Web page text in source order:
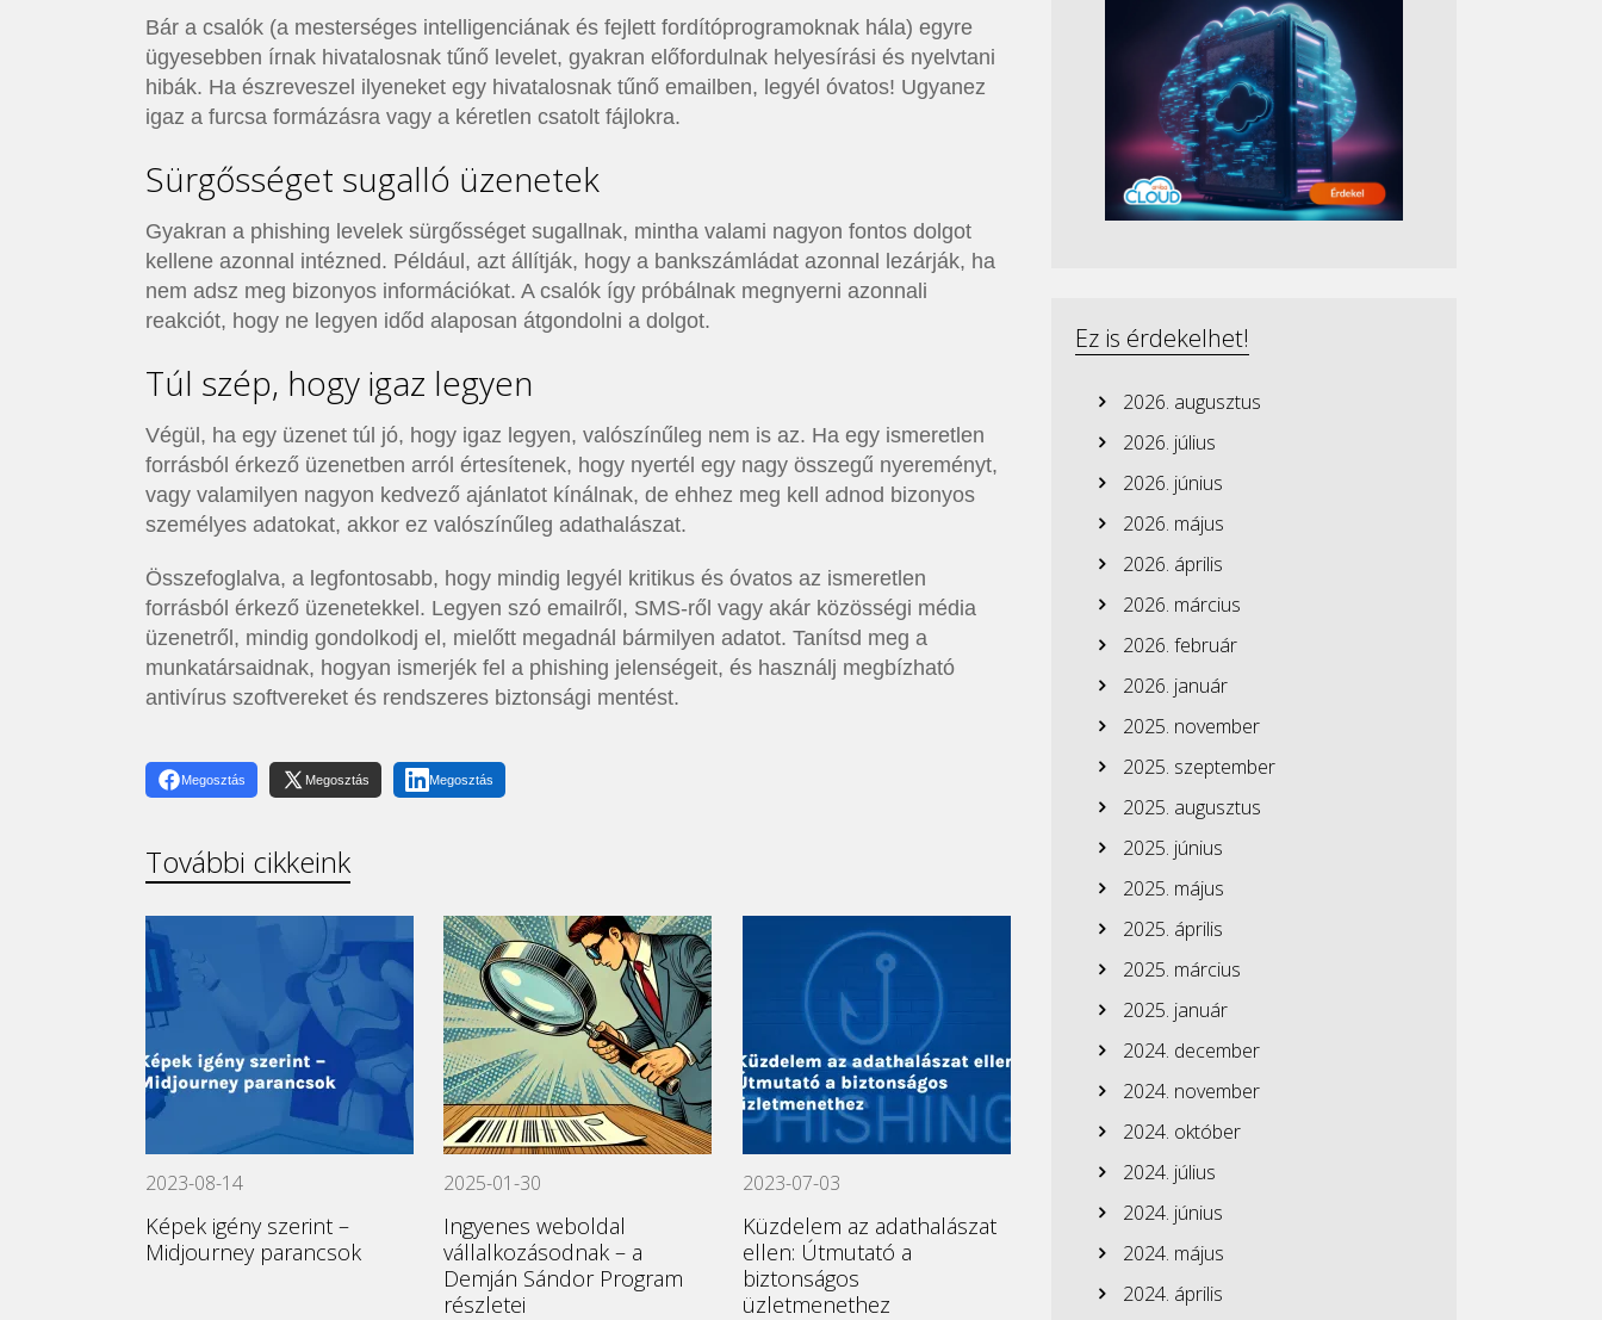
Bár a csalók (a mesterséges intelligenciának és fejlett fordítóprogramoknak hála) egyre
ügyesebben írnak hivatalosnak tűnő levelet, gyakran előfordulnak helyesírási és nyelvtani
hibák. Ha észreveszel ilyeneket egy hivatalosnak tűnő emailben, legyél óvatos! Ugyanez
igaz a furcsa formázásra vagy a kéretlen csatolt fájlokra.
Sürgősséget sugalló üzenetek
Gyakran a phishing levelek sürgősséget sugallnak, mintha valami nagyon fontos dolgot
kellene azonnal intézned. Például, azt állítják, hogy a bankszámládat azonnal lezárják, ha
nem adsz meg bizonyos információkat. A csalók így próbálnak megnyerni azonnali
reakciót, hogy ne legyen időd alaposan átgondolni a dolgot.
Túl szép, hogy igaz legyen
Végül, ha egy üzenet túl jó, hogy igaz legyen, valószínűleg nem is az. Ha egy ismeretlen
forrásból érkező üzenetben arról értesítenek, hogy nyertél egy nagy összegű nyereményt,
vagy valamilyen nagyon kedvező ajánlatot kínálnak, de ehhez meg kell adnod bizonyos
személyes adatokat, akkor ez valószínűleg adathalászat.
Összefoglalva, a legfontosabb, hogy mindig legyél kritikus és óvatos az ismeretlen
forrásból érkező üzenetekkel. Legyen szó emailről, SMS-ről vagy akár közösségi média
üzenetről, mindig gondolkodj el, mielőtt megadnál bármilyen adatot. Tanítsd meg a
munkatársaidnak, hogyan ismerjék fel a phishing jelenségeit, és használj megbízható
antivírus szoftvereket és rendszeres biztonsági mentést.
Megosztás Megosztás Megosztás
További cikkeink
2023-08-14
Képek igény szerint –
Midjourney parancsok
2025-01-30
Ingyenes weboldal
vállalkozásodnak – a
Demján Sándor Program
részletei
2023-07-03
Küzdelem az adathalászat
ellen: Útmutató a
biztonságos
üzletmenethez
Ez is érdekelhet!
2026. augusztus
2026. július
2026. június
2026. május
2026. április
2026. március
2026. február
2026. január
2025. november
2025. szeptember
2025. augusztus
2025. június
2025. május
2025. április
2025. március
2025. január
2024. december
2024. november
2024. október
2024. július
2024. június
2024. május
2024. április